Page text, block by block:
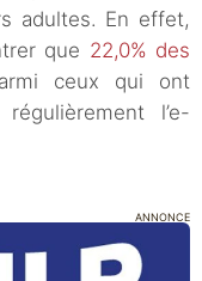
adultes. En effet,
que 22,0% des
ceux qui ont
l’e-
ANNONCE